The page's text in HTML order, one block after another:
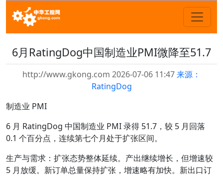
6月RatingDog中国制造业PMI微降至51.7
http://www.gkong.com 2026-07-06 11:47来源：
RatingDog
制造业 PMI
6 月 RatingDog 中国制造业 PMI 录得 51.7，较 5 月回落
0.1 个百分点，连续第七个月处于扩张区间。
生产与需求：扩张态势整体延续。产出继续增长，但增速较
5 月放缓。新订单总量保持扩张，增速略有加快。新出口订